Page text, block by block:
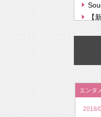
【
【
挫
エンタ
2018/